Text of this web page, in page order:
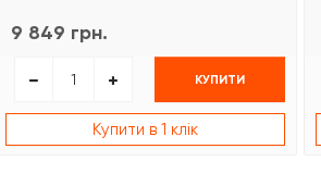
9 849 грн.
КУПИТИ
Купити в 1 клік